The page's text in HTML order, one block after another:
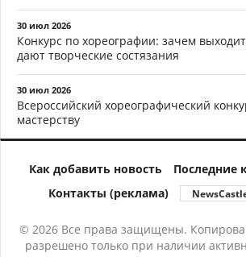
30 июл 2026
Конкурс по хореографии: зачем
дают творческие состязания
30 июл 2026
Всероссийский хореографический
мастерству
Как добавить новость
Последние
Контакты (реклама)
© 2026 Все права защищены.
разрешено только при наличии